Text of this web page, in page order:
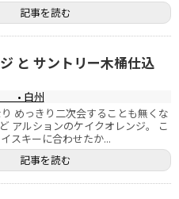
記事を読む
と サントリー木桶仕込
• 白州
めっきり二次会することも無くな
アルションのケイクオレンジ。 こ
スキーに合わせたか...
記事を読む